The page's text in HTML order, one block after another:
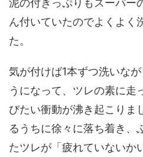
泥の付きっぷりもスーパー
ん付いていたのでよくよく
た。
気が付けば1本ずつ洗いな
うになって、ツレの素に走
びたい衝動が沸き起こりま
るうちに徐々に落ち着き、
たツレが「疲れていないか